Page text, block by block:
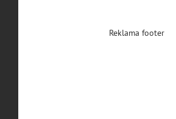
Reklama footer